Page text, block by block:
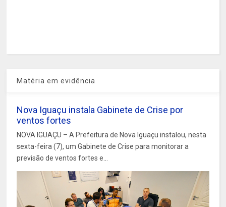
Matéria em evidência
Nova Iguaçu instala Gabinete de Crise por
ventos fortes
NOVA IGUAÇU – A Prefeitura de Nova Iguaçu instalou, nesta
sexta-feira (7), um Gabinete de Crise para monitorar a
previsão de ventos fortes e...